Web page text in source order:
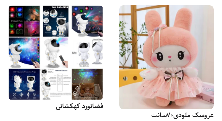
عروسک ملودی۷۰سانت
فضانورد کهکشانی